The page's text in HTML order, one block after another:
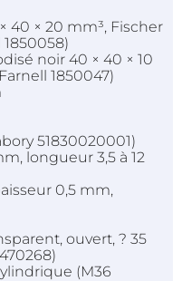
40 × 20 mm³, Fischer
noir 40 × 40 × 10
1850047)
51830020001)
longueur 3,5 à 12
0,5 mm,
ouvert, ? 35
(M36